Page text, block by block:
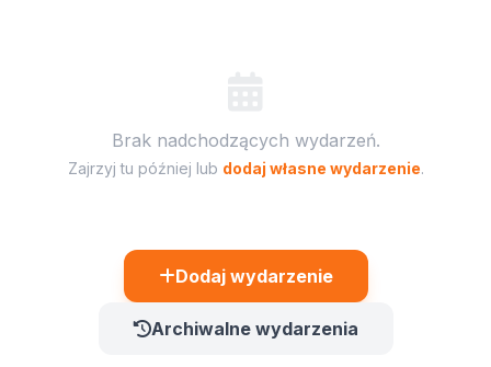
Brak nadchodzących wydarzeń.
Zajrzyj tu później lub dodaj własne wydarzenie.
Dodaj wydarzenie
Archiwalne wydarzenia